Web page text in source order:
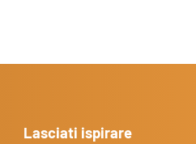
Lasciati ispirare